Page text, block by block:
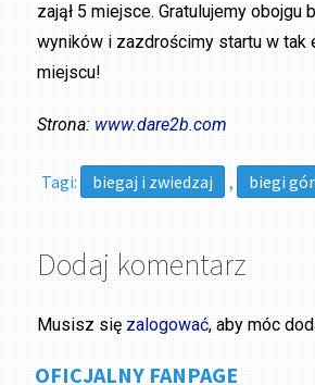
zajął 5 miejsce. Gratulujemy obojgu
wyników i zazdrościmy startu w tak
miejscu!
Strona: www.dare2b.com
Tagi: biegaj i zwiedzaj , biegi
Dodaj komentarz
Musisz się zalogować, aby móc
OFICJALNY FANPAGE